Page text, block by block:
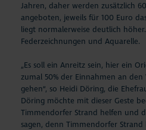
Jahren, daher werden zusätzlich
angeboten, jeweils für 100 Euro
liegt normalerweise deutlich
Federzeichnungen und Aquarelle.
„Es soll ein Anreitz sein, hier ein
zumal 50% der Einnahmen an den
gehen“, so Heidi Döring, die
Döring möchte mit dieser Geste
Timmendorfer Strand helfen und
sagen, denn Timmendorfer